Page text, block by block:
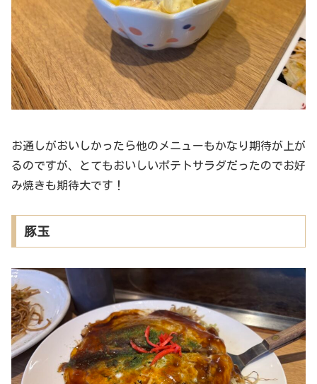
お通しがおいしかったら他のメニューもかなり期待が上が
るのですが、とてもおいしいポテトサラダだったのでお好
み焼きも期待大です！
豚玉